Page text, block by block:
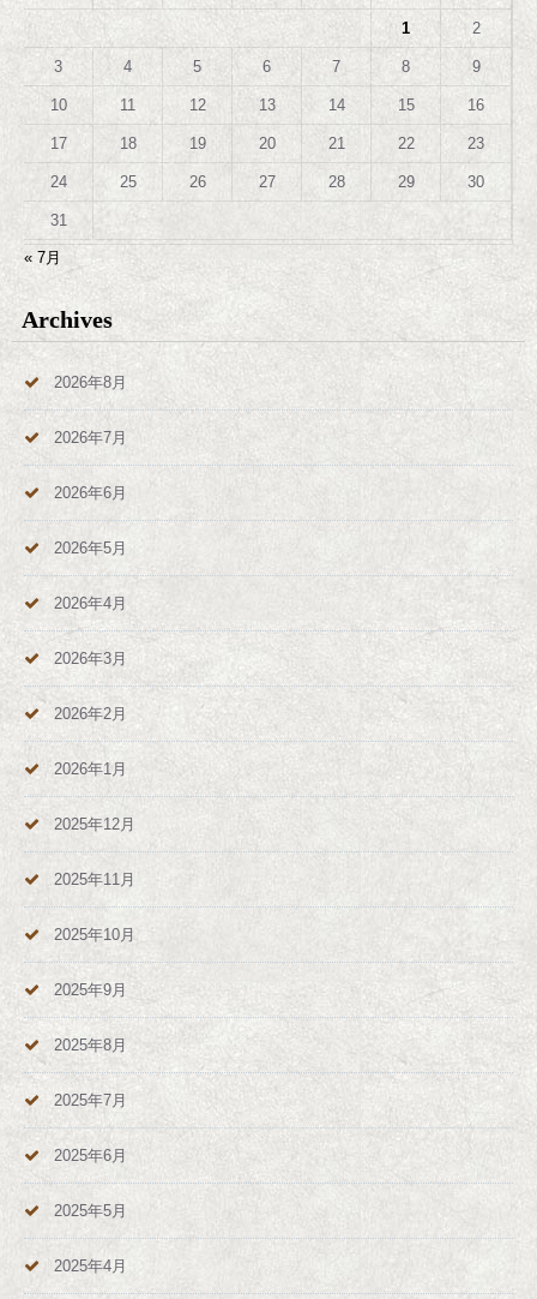
1 2
3 4 5 6 7 8 9
10 11 12 13 14 15 16
17 18 19 20 21 22 23
24 25 26 27 28 29 30
31
« 7月
Archives
2026年8月
2026年7月
2026年6月
2026年5月
2026年4月
2026年3月
2026年2月
2026年1月
2025年12月
2025年11月
2025年10月
2025年9月
2025年8月
2025年7月
2025年6月
2025年5月
2025年4月